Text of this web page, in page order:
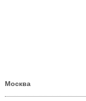
Москва